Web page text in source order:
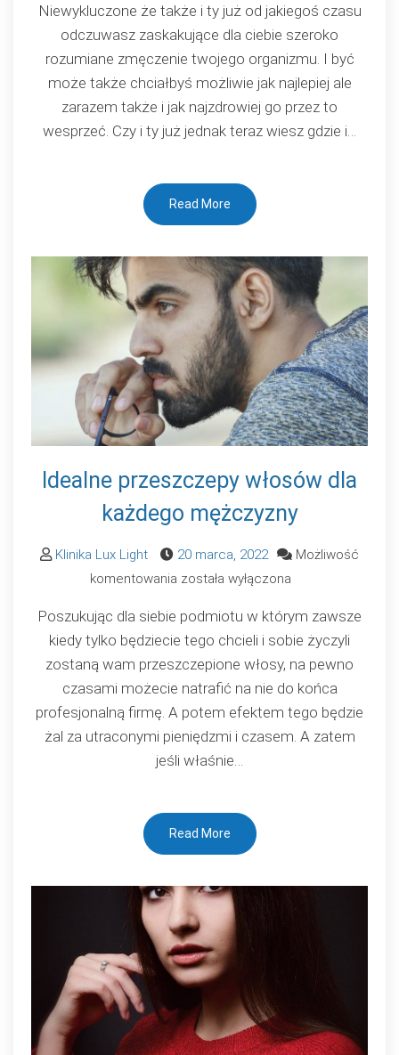
raz
ostatni
piłeś
znakomity
kolagen?
Niewykluczone że także i ty już od jakiegoś czasu
odczuwasz zaskakujące dla ciebie szeroko
rozumiane zmęczenie twojego organizmu. I być
może także chciałbyś możliwie jak najlepiej ale
zarazem także i jak najzdrowiej go przez to
wesprzeć. Czy i ty już jednak teraz wiesz gdzie i…
Read More
Idealne przeszczepy włosów dla
każdego mężczyzny
Klinika Lux Light 20 marca, 2022
Możliwość
komentowania Idealne
włosów
dla
każdego
mężczyzny
została wyłączona
Poszukując dla siebie podmiotu w którym zawsze
kiedy tylko będziecie tego chcieli i sobie życzyli
zostaną wam przeszczepione włosy, na pewno
czasami możecie natrafić na nie do końca
profesjonalną firmę. A potem efektem tego będzie
żal za utraconymi pieniędzmi i czasem. A zatem
jeśli właśnie…
Read More